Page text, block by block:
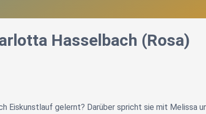
Hasselbach (Rosa)
Eiskunstlauf gelernt? Darüber spricht sie mit Melissa